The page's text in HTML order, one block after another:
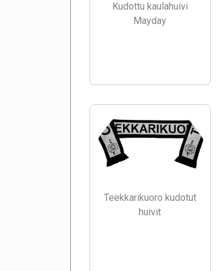
Kudottu kaulahuivi
Mayday
Teekkarikuoro kudotut
huivit